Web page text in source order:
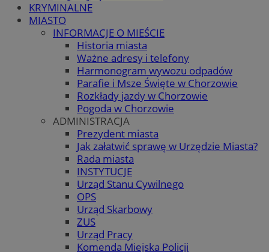
KRYMINALNE
MIASTO
INFORMACJE O MIEŚCIE
Historia miasta
Ważne adresy i telefony
Harmonogram wywozu odpadów
Parafie i Msze Święte w Chorzowie
Rozkłady jazdy w Chorzowie
Pogoda w Chorzowie
ADMINISTRACJA
Prezydent miasta
Jak załatwić sprawę w Urzędzie Miasta?
Rada miasta
INSTYTUCJE
Urząd Stanu Cywilnego
OPS
Urząd Skarbowy
ZUS
Urząd Pracy
Komenda Miejska Policji